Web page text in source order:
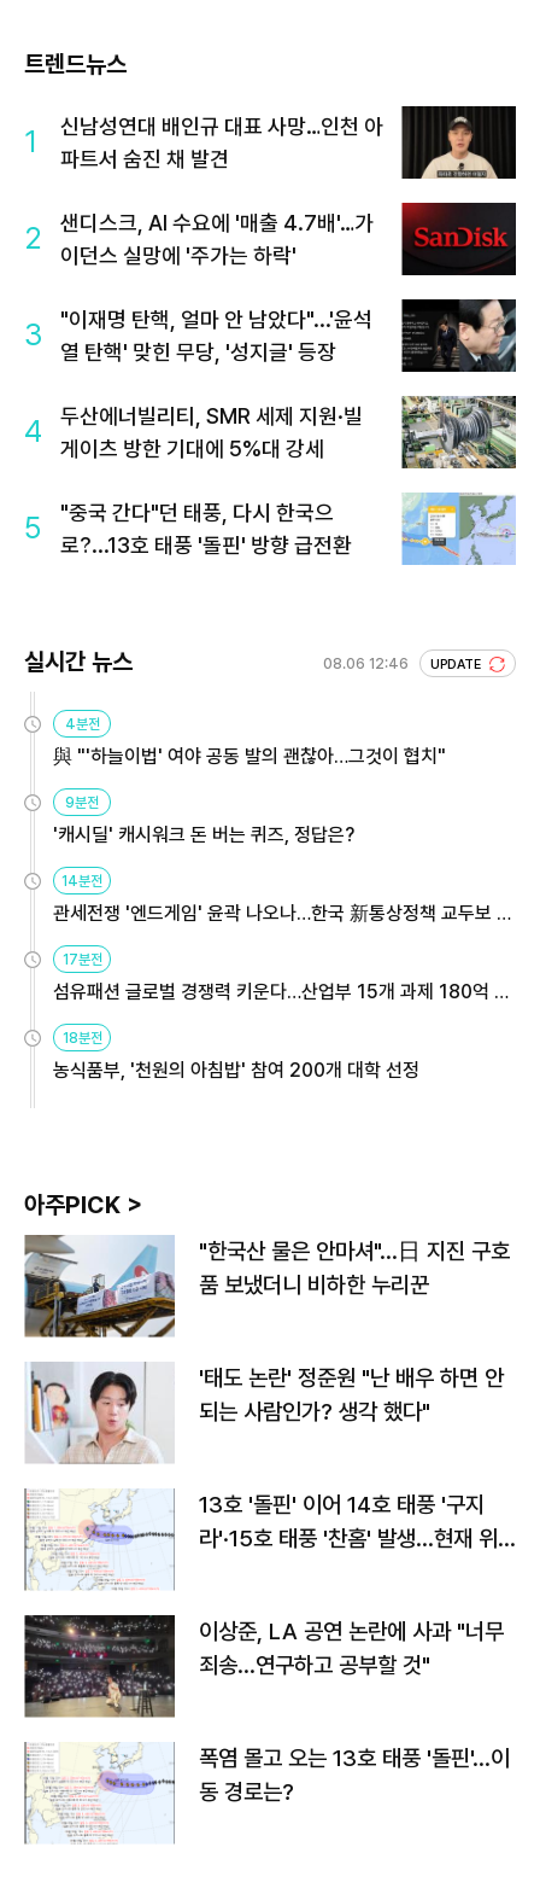
트렌드뉴스
1
신남성연대 배인규 대표 사망…인천 아
파트서 숨진 채 발견
2
샌디스크, AI 수요에 '매출 4.7배'…가
이던스 실망에 '주가는 하락'
3
"이재명 탄핵, 얼마 안 남았다"...'윤석
열 탄핵' 맞힌 무당, '성지글' 등장
4
두산에너빌리티, SMR 세제 지원·빌
게이츠 방한 기대에 5%대 강세
5
"중국 간다"던 태풍, 다시 한국으
로?...13호 태풍 '돌핀' 방향 급전환
실시간 뉴스 08.06 12:46 UPDATE
4분전
與 "'하늘이법' 여야 공동 발의 괜찮아…그것이 협치"
9분전
'캐시딜' 캐시워크 돈 버는 퀴즈, 정답은?
14분전
관세전쟁 '엔드게임' 윤곽 나오나…한국 新통상정책 교두보 활
17분전
섬유패션 글로벌 경쟁력 키운다…산업부 15개 과제 180억 지
18분전
농식품부, '천원의 아침밥' 참여 200개 대학 선정
아주PICK >
"한국산 물은 안마셔"…日 지진 구호
품 보냈더니 비하한 누리꾼
'태도 논란' 정준원 "난 배우 하면 안
되는 사람인가? 생각 했다"
13호 '돌핀' 이어 14호 태풍 '구지
라'·15호 태풍 '찬홈' 발생…현재 위
이상준, LA 공연 논란에 사과 "너무
죄송…연구하고 공부할 것"
폭염 몰고 오는 13호 태풍 '돌핀'…이
동 경로는?